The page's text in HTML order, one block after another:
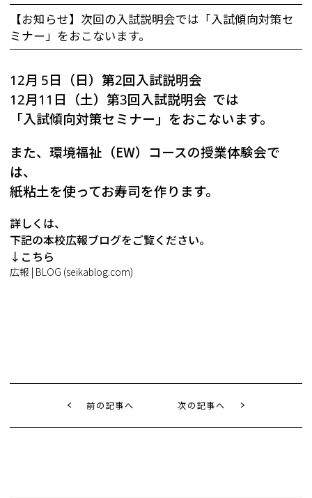
【お知らせ】次回の入試説明会では「入試傾向対策セ
ミナー」をおこないます。
12月 5日（日）第2回入試説明会
12月11日（土）第3回入試説明会 では
「入試傾向対策セミナー」をおこないます。
また、環境福祉（EW）コースの授業体験会で
は、
紙粘土を使ってお寿司を作ります。
詳しくは、
下記の本校広報ブログをご覧ください。
↓こちら
広報 | BLOG (seikablog.com)
前の記事へ 次の記事へ